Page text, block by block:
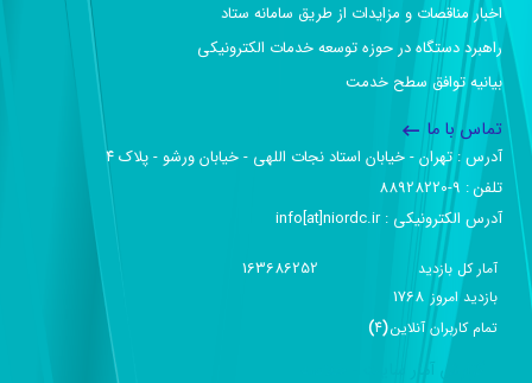
اخبار مناقصات و مزایدات از طریق سامانه ستاد
راهبرد دستگاه در حوزه توسعه خدمات الکترونیکی
بیانیه توافق سطح خدمت
تماس با ما
آدرس :‌ تهران - خیابان استاد نجات اللهی - خیابان ورشو - پلاک ۴
تلفن :‌ 9-88928220
آدرس الکترونیکی :‌ info[at]niordc.ir
آمار کل بازدید 163686252
بازديد امروز 1768
تمام کاربران آنلاين(
4
)
گزارش آمار سایت - خلاصه